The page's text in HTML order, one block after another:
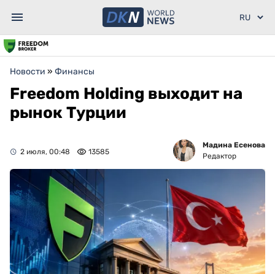
Новости » Финансы
Freedom Holding выходит на
рынок Турции
2 июля, 00:48 13585
Мадина Есенова
Редактор